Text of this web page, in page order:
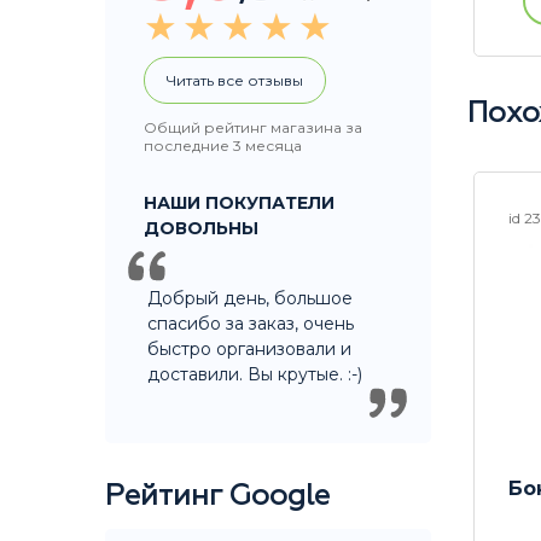
Читать все отзывы
Общий рейтинг магазина за
последние 3 месяца
НАШИ ПОКУПАТЕЛИ
ДОВОЛЬНЫ
Добрый день, большое
спасибо за заказ, очень
быстро организовали и
доставили. Вы крутые. :-)
Рейтинг Google
id 24678
Бонг Wicked Creature
id